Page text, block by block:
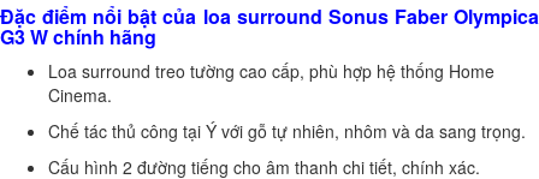
Đặc điểm nổi bật của loa surround Sonus Faber Olympica
G3 W chính hãng
Loa surround treo tường cao cấp, phù hợp hệ thống Home
Cinema.
Chế tác thủ công tại Ý với gỗ tự nhiên, nhôm và da sang trọng.
Cấu hình 2 đường tiếng cho âm thanh chi tiết, chính xác.